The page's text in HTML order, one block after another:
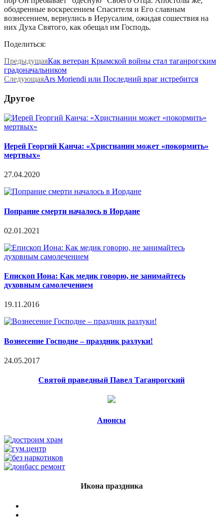
ободренные воскресением Спасителя и Его славным
вознесением, вернулись в Иерусалим, ожидая сошествия на
них Духа Святого, как обещал им Господь.
Поделиться:
ПредыдущаяКак ветеран Крымской войны стал таганрогским
градоначальником
СледующаяArs Moriendi или Последний враг истребится
Другое
Иерей Георгий Канча: «Христианин может «покормить»
мертвых»
27.04.2020
Попрание смерти началось в Иордане
02.01.2021
Епископ Иона: Как медик говорю, не занимайтесь
духовным самолечением
19.11.2016
Вознесение Господне – праздник разлуки!
24.05.2017
Святой праведный Павел Таганрогский
Анонсы
Икона праздника